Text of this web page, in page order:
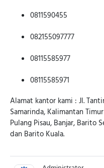
0811590455
082155097777
08115585977
08115585971
Alamat kantor kami : Jl.
Samarinda, Kalimantan
Pulang Pisau, Banjar, Barito
dan Barito Kuala.